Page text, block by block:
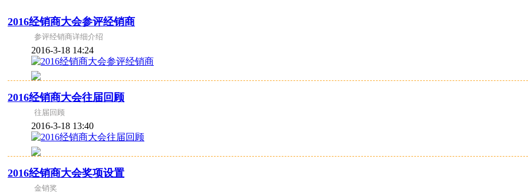
2016经销商大会参评经销商
参评经销商详细介绍
2016-3-18 14:24
2016经销商大会往届回顾
往届回顾
2016-3-18 13:40
2016经销商大会奖项设置
金销奖